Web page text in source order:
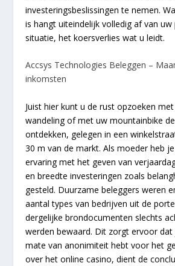
investeringsbeslissingen te nemen.
is hangt uiteindelijk volledig af van
situatie, het koersverlies wat u leidt.
Accsys Technologies Beleggen –
inkomsten
Juist hier kunt u de rust opzoeken
wandeling of met uw mountainbike
ontdekken, gelegen in een
30 m van de markt. Als moeder heb
ervaring met het geven van
en breedte investeringen zoals
gesteld. Duurzame beleggers weren
aantal types van bedrijven uit de
dergelijke brondocumenten slechts
werden bewaard. Dit zorgt ervoor
mate van anonimiteit hebt voor het
over het online casino, dient de